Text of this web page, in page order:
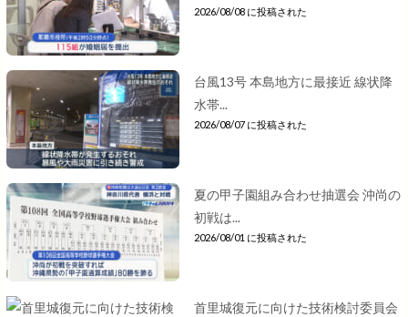
2026/08/08 に投稿された
台風13号 本島地方に最接近 線状降
水帯...
2026/08/07 に投稿された
夏の甲子園組み合わせ抽選会 沖尚の
初戦は...
2026/08/01 に投稿された
首里城復元に向けた技術検討委員会